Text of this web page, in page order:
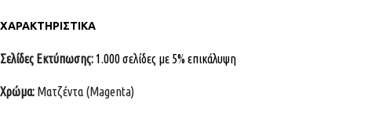
ΧΑΡΑΚΤΗΡΙΣΤΙΚΑ
Σελίδες Εκτύπωσης: 1.000 σελίδες με 5% επικάλυψη
Χρώμα: Ματζέντα (Magenta)